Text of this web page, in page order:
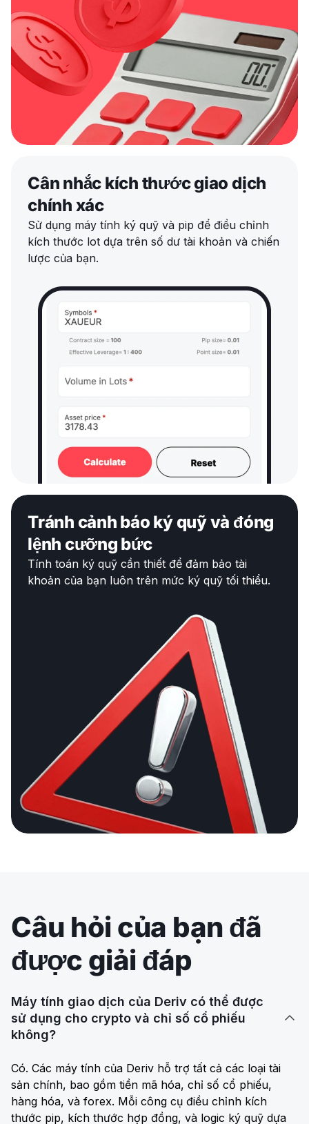
Cân nhắc kích thước giao dịch
chính xác
Sử dụng máy tính ký quỹ và pip để điều chỉnh
kích thước lot dựa trên số dư tài khoản và chiến
lược của bạn.
Tránh cảnh báo ký quỹ và đóng
lệnh cưỡng bức
Tính toán ký quỹ cần thiết để đảm bảo tài
khoản của bạn luôn trên mức ký quỹ tối thiểu.
Câu hỏi của bạn đã
được giải đáp
Máy tính giao dịch của Deriv có thể được
sử dụng cho crypto và chỉ số cổ phiếu
không?

Có. Các máy tính của Deriv hỗ trợ tất cả các loại tài
sản chính, bao gồm tiền mã hóa, chỉ số cổ phiếu,
hàng hóa, và forex. Mỗi công cụ điều chỉnh kích
thước pip, kích thước hợp đồng, và logic ký quỹ dựa